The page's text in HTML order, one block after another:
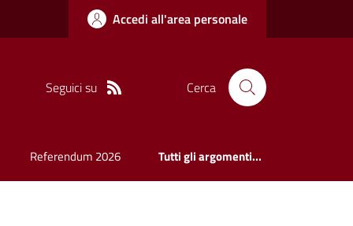
Accedi all'area personale
Seguici su Cerca
Referendum 2026 Tutti gli argomenti...